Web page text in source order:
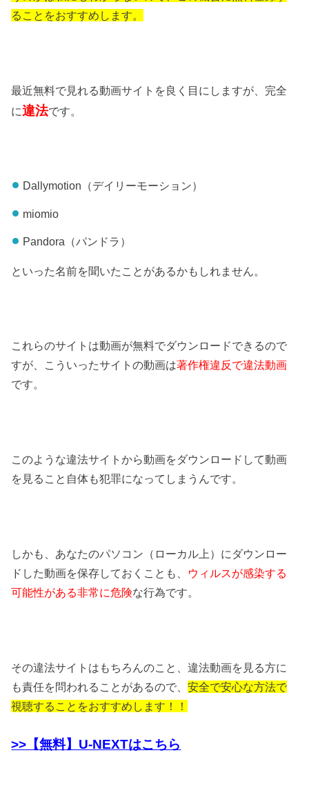
ることをおすすめします。
最近無料で見れる動画サイトを良く目にしますが、完全
に違法です。
Dallymotion（デイリーモーション）
miomio
Pandora（パンドラ）
といった名前を聞いたことがあるかもしれません。
これらのサイトは動画が無料でダウンロードできるので
すが、こういったサイトの動画は著作権違反で違法動画
です。
このような違法サイトから動画をダウンロードして動画
を見ること自体も犯罪になってしまうんです。
しかも、あなたのパソコン（ローカル上）にダウンロー
ドした動画を保存しておくことも、 ウィルスが感染する
可能性がある非常に危険な行為です。
その違法サイトはもちろんのこと、違法動画を見る方に
も責任を問われることがあるので、安全で安心な方法で
視聴することをおすすめします！！
>>【無料】U-NEXTはこちら